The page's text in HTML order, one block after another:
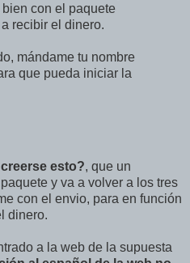
con el paquete
recibir el dinero.
mándame tu nombre
que pueda iniciar la
esto?, que un
y va a volver a los tres
con el envio, para en función
dinero.
a la web de la supuesta